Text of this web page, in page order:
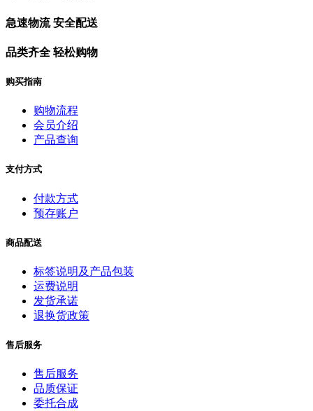
急速物流 安全配送
品类齐全 轻松购物
购买指南
购物流程
会员介绍
产品查询
支付方式
付款方式
预存账户
商品配送
标签说明及产品包装
运费说明
发货承诺
退换货政策
售后服务
售后服务
品质保证
委托合成